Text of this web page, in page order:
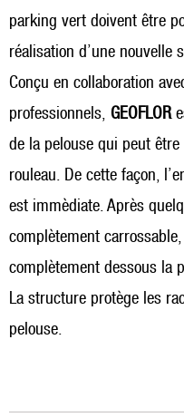
parking vert doivent être
réalisation d’une nouvelle
Conçu en collaboration
professionnels, GEOFLOR
de la pelouse qui peut
rouleau. De cette façon,
est immèdiate. Après
complètement
complètement dessous la
La structure protège les
pelouse.